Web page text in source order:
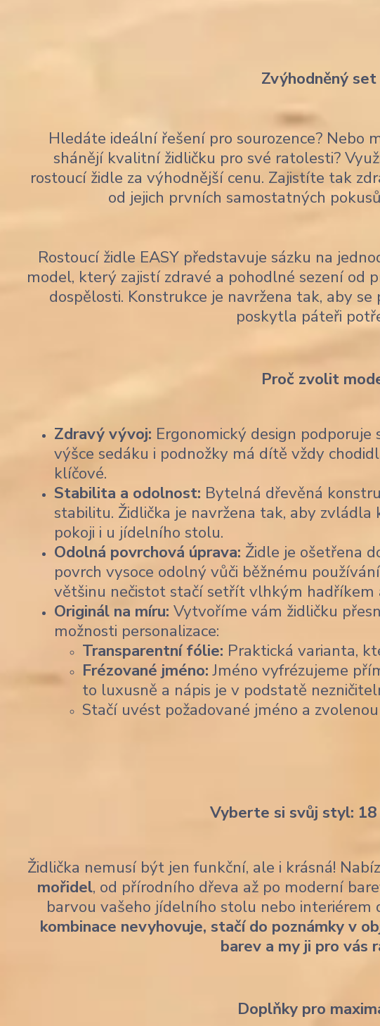
Zvýhodněný
Hledáte ideální řešení pro sourozence? Nebo
shánějí kvalitní židličku pro své ratolesti?
rostoucí židle za výhodnější cenu. Zajistíte tak
od jejich prvních samostatných
Rostoucí židle EASY představuje sázku na
model, který zajistí zdravé a pohodlné sezení od
dospělosti. Konstrukce je navržena tak, aby
poskytla páteři
Proč zvolit
Zdravý vývoj: Ergonomický design
výšce sedáku i podnožky má dítě vždy
klíčové.
Stabilita a odolnost: Bytelná dřevěná
stabilitu. Židlička je navržena tak, aby
pokoji i u jídelního stolu.
Odolná povrchová úprava: Židle je ošetřena
povrch vysoce odolný vůči běžnému
většinu nečistot stačí setřít vlhkým hadříkem
Originál na míru: Vytvoříme vám židličku
možnosti personalizace:
Transparentní fólie: Praktická varianta,
Frézované jméno:Jméno vyfrézujeme
to luxusně a nápis je v podstatě
Stačí uvést požadované jméno a
Vyberte si svůj styl:
Židlička nemusí být jen funkční, ale i krásná!
mořidel, od přírodního dřeva až po moderní
barvou vašeho jídelního stolu nebo interiérem
kombinace nevyhovuje, stačí do poznámky v
barev a my ji pro vás
Doplňky pro